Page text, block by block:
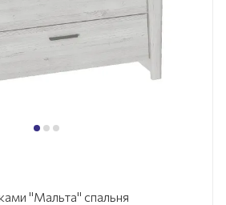
"Мальта" спальня